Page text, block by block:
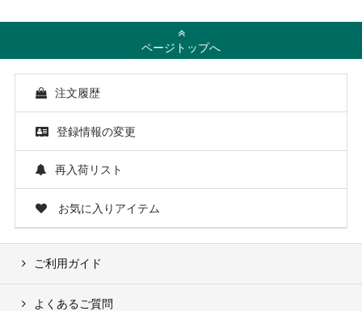
ページトップへ
注文履歴
登録情報の変更
再入荷リスト
お気に入りアイテム
ご利用ガイド
よくあるご質問